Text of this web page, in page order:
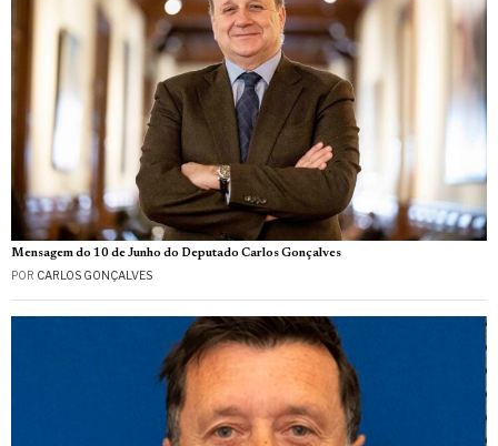
Mensagem do 10 de Junho do Deputado Carlos Gonçalves
POR CARLOS GONÇALVES